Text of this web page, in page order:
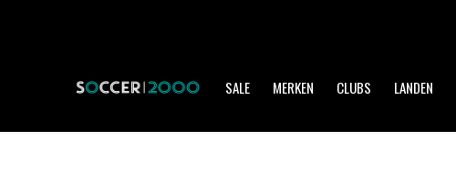
SALE MERKEN CLUBS LANDEN